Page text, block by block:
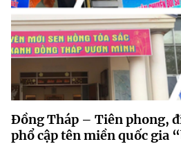
Đồng Tháp – Tiên phong,
phổ cập tên miền quốc gia